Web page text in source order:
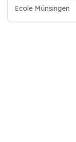
Ecole Münsingen